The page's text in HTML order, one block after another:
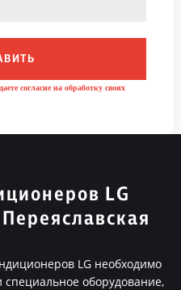
согласие на обработку своих
LG
LG необходимо
оборудование,